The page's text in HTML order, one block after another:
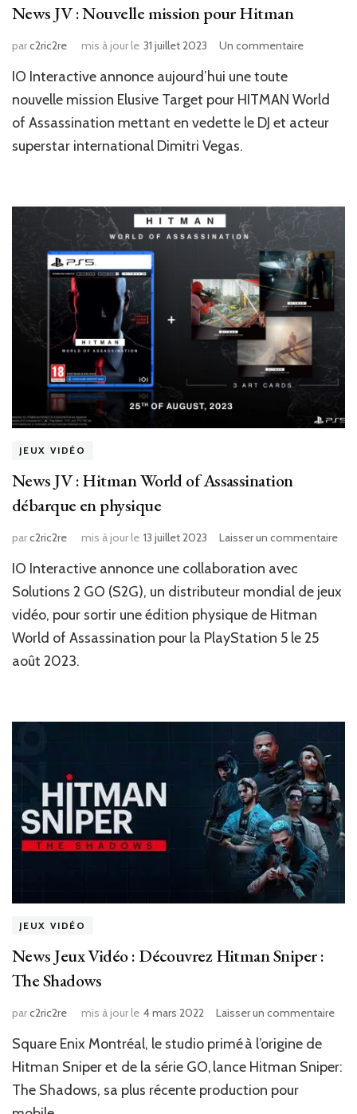
News JV : Nouvelle mission pour Hitman
parc2ric2re mis à jour le 31 juillet 2023 Un commentairesur
:
mission
IO Interactive annonce aujourd’hui une toute
nouvelle mission Elusive Target pour HITMAN World
of Assassination mettant en vedette le DJ et acteur
superstar international Dimitri Vegas.
JEUX VIDÉO
News JV : Hitman World of Assassination
débarque en physique
parc2ric2re mis à jour le 13 juillet 2023 Laisser un commentairesur
:
IO Interactive annonce une collaboration avec
Solutions 2 GO (S2G), un distributeur mondial de jeux
vidéo, pour sortir une édition physique de Hitman
World of Assassination pour la PlayStation 5 le 25
août 2023.
JEUX VIDÉO
News Jeux Vidéo : Découvrez Hitman Sniper :
The Shadows
parc2ric2re mis à jour le 4 mars 2022 Laisser un commentairesur
Square Enix Montréal, le studio primé à l’origine de
Hitman Sniper et de la série GO, lance Hitman Sniper:
The Shadows, sa plus récente production pour